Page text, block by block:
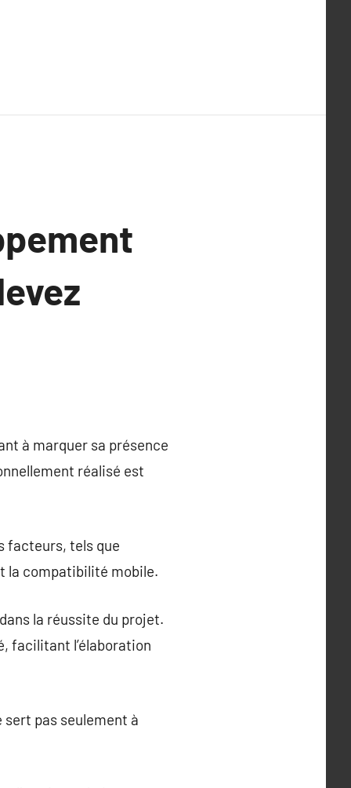
à marquer sa présence
réalisé est
facteurs, tels que
la compatibilité mobile.
la réussite du projet.
facilitant l’élaboration
pas seulement à